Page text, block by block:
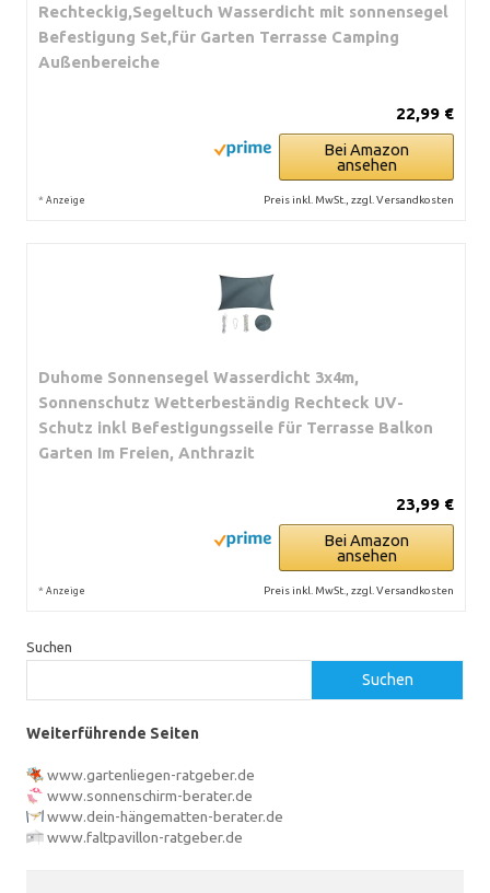
Rechteckig,Segeltuch Wasserdicht mit sonnensegel
Befestigung Set,für Garten Terrasse Camping
Außenbereiche
22,99 €
Bei Amazon
ansehen
* Anzeige Preis inkl. MwSt., zzgl. Versandkosten
Duhome Sonnensegel Wasserdicht 3x4m,
Sonnenschutz Wetterbeständig Rechteck UV-
Schutz inkl Befestigungsseile für Terrasse Balkon
Garten Im Freien, Anthrazit
23,99 €
Bei Amazon
ansehen
* Anzeige Preis inkl. MwSt., zzgl. Versandkosten
Suchen
Suchen
Weiterführende Seiten
www.gartenliegen-ratgeber.de
www.sonnenschirm-berater.de
www.dein-hängematten-berater.de
www.faltpavillon-ratgeber.de